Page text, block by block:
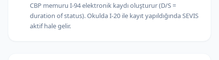
CBP memuru I-94 elektronik kaydı oluşturur (D/S =
duration of status). Okulda I-20 ile kayıt yapıldığında SEVIS
aktif hale gelir.